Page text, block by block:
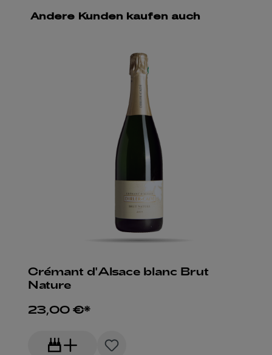
Andere Kunden kaufen auch
Crémant d'Alsace blanc Brut
Nature
23,00 €*